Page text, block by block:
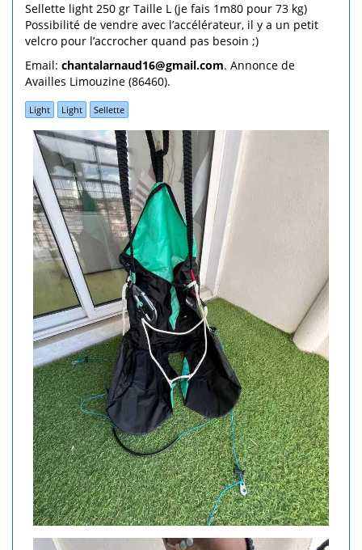
Sellette light 250 gr Taille L (je fais 1m80 pour 73 kg)
Possibilité de vendre avec l’accélérateur, il y a un petit
velcro pour l’accrocher quand pas besoin ;)
Email: chantalarnaud16@gmail.com. Annonce de
Availles Limouzine (86460).
Light Light Sellette